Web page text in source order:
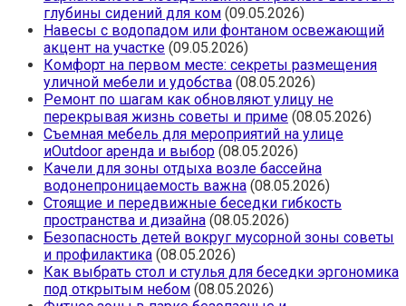
глубины сидений для ком (09.05.2026)
Навесы с водопадом или фонтаном освежающий
акцент на участке (09.05.2026)
Комфорт на первом месте: секреты размещения
уличной мебели и удобства (08.05.2026)
Ремонт по шагам как обновляют улицу не
перекрывая жизнь советы и приме (08.05.2026)
Съемная мебель для мероприятий на улице
иOutdoor аренда и выбор (08.05.2026)
Качели для зоны отдыха возле бассейна
водонепроницаемость важна (08.05.2026)
Стоящие и передвижные беседки гибкость
пространства и дизайна (08.05.2026)
Безопасность детей вокруг мусорной зоны советы
и профилактика (08.05.2026)
Как выбрать стол и стулья для беседки эргономика
под открытым небом (08.05.2026)